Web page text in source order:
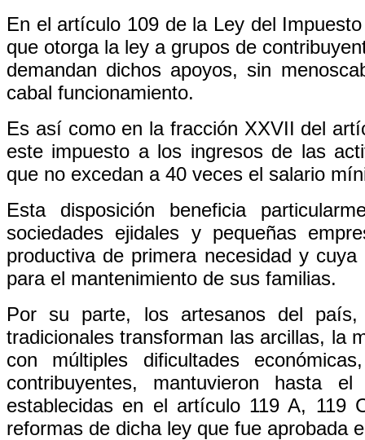
En el artículo 109 de la Ley del
que otorga la ley a grupos de
demandan dichos apoyos, sin
cabal funcionamiento.
Es así como en la fracción XXVII del
este impuesto a los ingresos de las
que no excedan a 40 veces el salario
Esta disposición beneficia
sociedades ejidales y pequeñas
productiva de primera necesidad y
para el mantenimiento de sus familias.
Por su parte, los artesanos del
tradicionales transforman las arcillas, la
con múltiples dificultades
contribuyentes, mantuvieron hasta
establecidas en el artículo 119 A, 119
reformas de dicha ley que fue aprobada